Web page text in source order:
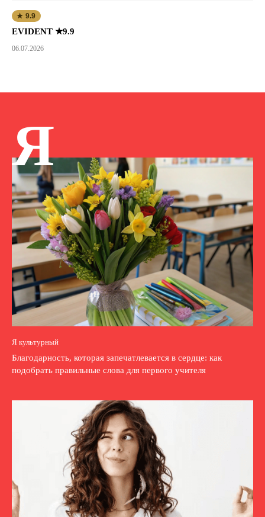
★ 9.9
EVIDENT ★9.9
06.07.2026
Я
Я культурный
Благодарность, которая запечатлевается в сердце: как
подобрать правильные слова для первого учителя